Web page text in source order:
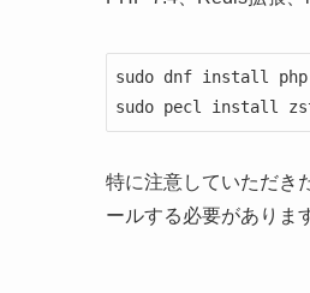
sudo dnf install
sudo pecl install
特に注意していただき
ールする必要がありま